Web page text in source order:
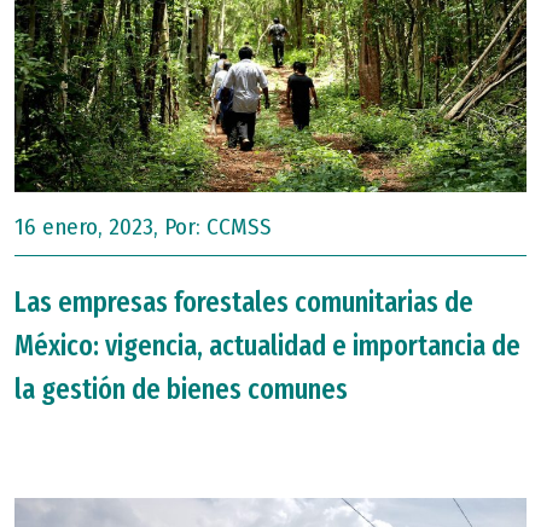
16 enero, 2023, Por: CCMSS
Las empresas forestales comunitarias de
México: vigencia, actualidad e importancia de
la gestión de bienes comunes